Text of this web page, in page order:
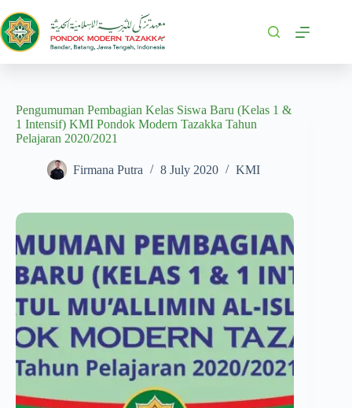
Pengumuman Pembagian Kelas Siswa Baru (Kelas 1 &
1 Intensif) KMI Pondok Modern Tazakka Tahun
Pelajaran 2020/2021
Firmana Putra 8 July 2020 KMI